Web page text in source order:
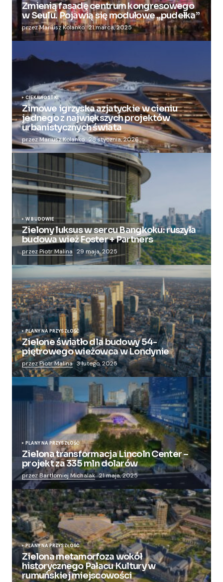
Zmienią fasadę centrum kongresowego
w Seulu. Pojawią się modułowe „pudełka”
przez Mariusz Kolanko 21 marca, 2025
CIEKAWOSTKI
Zimowe igrzyska azjatyckie w cieniu
jednego z największych projektów
urbanistycznych świata
przez Mariusz Kolanko 28 stycznia, 2026
W BUDOWIE
Zielony luksus w sercu Bangkoku: ruszyła
budowa wież Foster + Partners
przez Piotr Malina 29 maja, 2025
PLANY NA PRZYSZŁOŚĆ
Zielone światło dla budowy 54-
piętrowego wieżowca w Londynie
przez Piotr Malina 3 lutego, 2025
PLANY NA PRZYSZŁOŚĆ
Zielona transformacja Lincoln Center –
projekt za 335 mln dolarów
przez Bartłomiej Michalak 21 maja, 2025
PLANY NA PRZYSZŁOŚĆ
Zielona metamorfoza wokół
historycznego Pałacu Kultury w
rumuńskiej miejscowości